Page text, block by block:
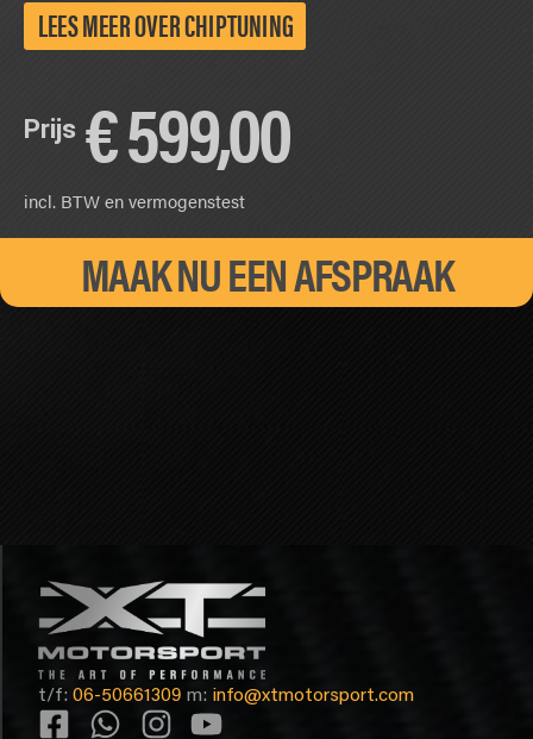
LEES MEER OVER CHIPTUNING
Prijs €599,00
incl. BTW en vermogenstest
MAAK NU EEN AFSPRAAK
t/f: 06-50661309 m: info@xtmotorsport.com